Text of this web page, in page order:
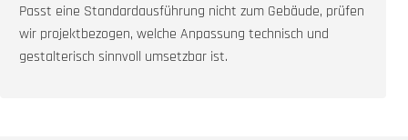
Passt eine Standardausführung nicht zum Gebäude, prüfen
wir projektbezogen, welche Anpassung technisch und
gestalterisch sinnvoll umsetzbar ist.